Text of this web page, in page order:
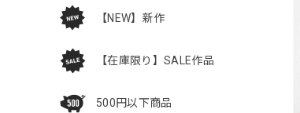
【NEW】新作
【在庫限り】SALE作品
500円以下商品